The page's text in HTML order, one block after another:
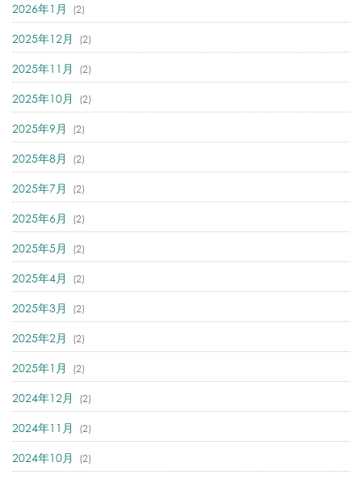
2026年1月 (2)
2025年12月 (2)
2025年11月 (2)
2025年10月 (2)
2025年9月 (2)
2025年8月 (2)
2025年7月 (2)
2025年6月 (2)
2025年5月 (2)
2025年4月 (2)
2025年3月 (2)
2025年2月 (2)
2025年1月 (2)
2024年12月 (2)
2024年11月 (2)
2024年10月 (2)